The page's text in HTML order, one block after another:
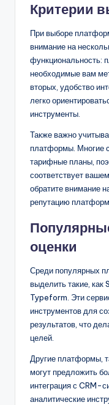
Критерии
При выборе
внимание на
функциональность:
необходимые вам
вторых, удобство
легко
инструменты.
Также важно
платформы. Многие
тарифные планы,
соответствует
обратите внимание
репутацию
оценки
Среди популярных
выделить такие,
Typeform. Эти
инструментов для
результатов, что
целей.
Другие платформы,
могут предложить
интеграция с CRM-
аналитические